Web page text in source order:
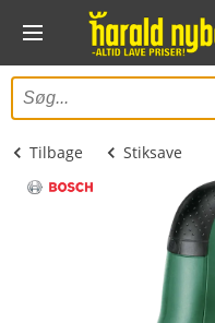
Tilbage Stiksave